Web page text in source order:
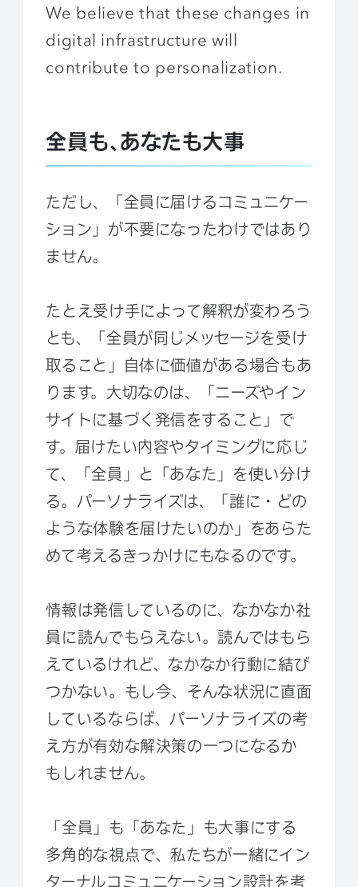
We believe that these changes in
digital infrastructure will
contribute to personalization.
全員も、あなたも大事
ただし、「全員に届けるコミュニケー
ション」が不要になったわけではあり
ません。
たとえ受け手によって解釈が変わろう
とも、「全員が同じメッセージを受け
取ること」自体に価値がある場合もあ
ります。大切なのは、「ニーズやイン
サイトに基づく発信をすること」で
す。届けたい内容やタイミングに応じ
て、「全員」と「あなた」を使い分け
る。パーソナライズは、「誰に・どの
ような体験を届けたいのか」をあらた
めて考えるきっかけにもなるのです。
情報は発信しているのに、なかなか社
員に読んでもらえない。読んではもら
えているけれど、なかなか行動に結び
つかない。もし今、そんな状況に直面
しているならば、パーソナライズの考
え方が有効な解決策の一つになるか
もしれません。
「全員」も「あなた」も大事にする
多角的な視点で、私たちが一緒にイン
ターナルコミュニケーション設計を考